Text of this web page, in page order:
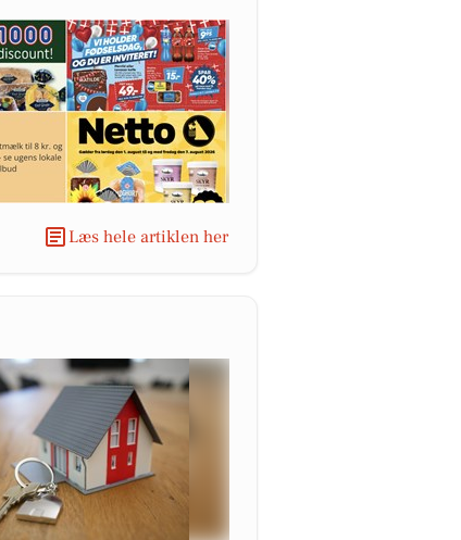
Læs hele artiklen her